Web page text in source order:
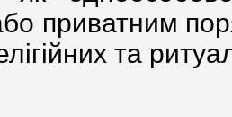
приватним
та